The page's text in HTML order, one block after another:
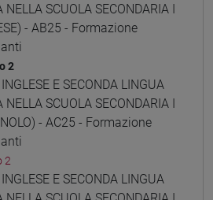
NELLA SCUOLA SECONDARIA I
- AB25 - Formazione
2
E SECONDA LINGUA
NELLA SCUOLA SECONDARIA I
- AC25 - Formazione
2
E SECONDA LINGUA